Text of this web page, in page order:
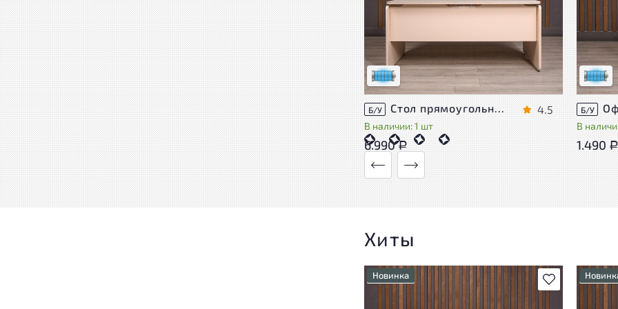
Состояние товара приближено к новому,
могут присутствовать незначительные
следы эксплуатации
Низкая степень износа
Б/У Стол прямоугольный Accord ДСП Дуб Россия
В наличии: 1 шт
4.5
6.990Р
могут
следы
Низкая
Б/У
В
1.490 Р
Хиты
В избранное
Новинка